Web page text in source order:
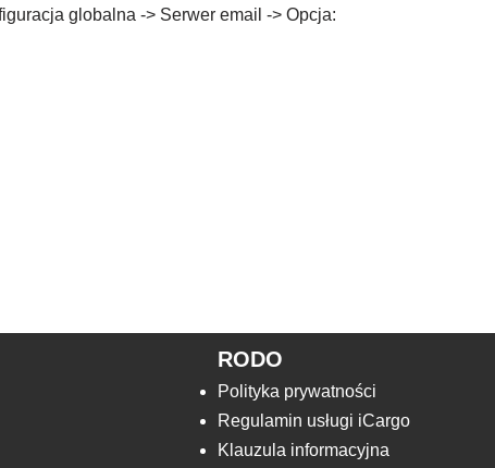
globalna -> Serwer email -> Opcja:
RODO
Polityka prywatności
Regulamin usługi iCargo
Klauzula informacyjna